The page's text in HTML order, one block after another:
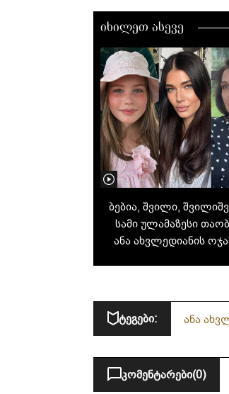
იხილეთ ასევე
ბებია, შვილი,
სამი ულამაზესი
ანა ახვლედიანის
ტეგები: ანა
კომენტარები(0)